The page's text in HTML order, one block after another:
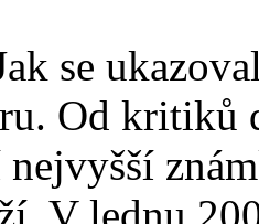
se
Od kritiků